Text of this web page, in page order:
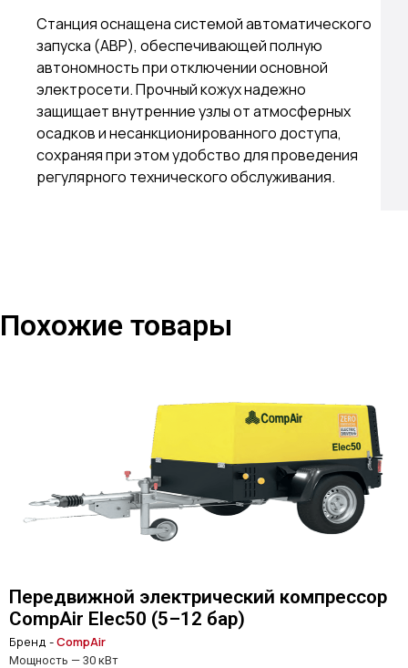
Станция оснащена системой автоматического
запуска (АВР), обеспечивающей полную
автономность при отключении основной
электросети. Прочный кожух надежно
защищает внутренние узлы от атмосферных
осадков и несанкционированного доступа,
сохраняя при этом удобство для проведения
регулярного технического обслуживания.
Похожие товары
Передвижной электрический компрессор
CompAir Elec50 (5–12 бар)
Бренд -CompAir
Мощность — 30 кВт